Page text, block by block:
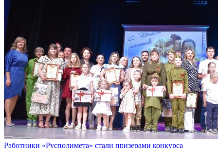
Работники «Русполимета» стали призерами конкурса